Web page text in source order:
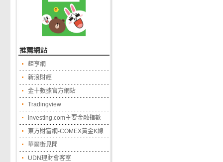
鉅亨網
新浪財經
金十數據官方網站
Tradingview
investing.com主要金融指數
東方財富網-COMEX黃金K線
華爾街見聞
UDN理財會客室